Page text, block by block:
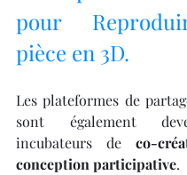
pour
pièce en 3D.
Les plateformes de
sont également
incubateurs de co-
conception participative.